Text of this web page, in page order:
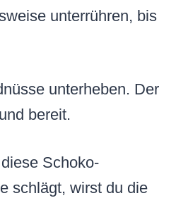
unterrühren, bis
unterheben. Der
bereit.
Schoko-
schlägt, wirst du die